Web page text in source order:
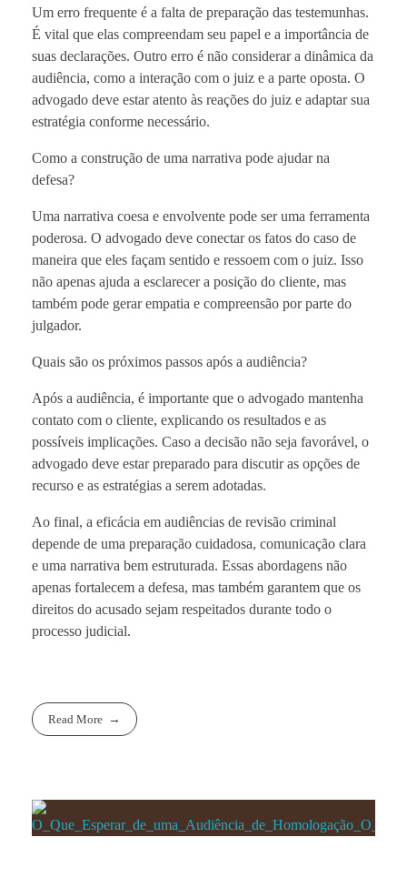
Um erro frequente é a falta de preparação das testemunhas.
É vital que elas compreendam seu papel e a importância de
suas declarações. Outro erro é não considerar a dinâmica da
audiência, como a interação com o juiz e a parte oposta. O
advogado deve estar atento às reações do juiz e adaptar sua
estratégia conforme necessário.
Como a construção de uma narrativa pode ajudar na
defesa?
Uma narrativa coesa e envolvente pode ser uma ferramenta
poderosa. O advogado deve conectar os fatos do caso de
maneira que eles façam sentido e ressoem com o juiz. Isso
não apenas ajuda a esclarecer a posição do cliente, mas
também pode gerar empatia e compreensão por parte do
julgador.
Quais são os próximos passos após a audiência?
Após a audiência, é importante que o advogado mantenha
contato com o cliente, explicando os resultados e as
possíveis implicações. Caso a decisão não seja favorável, o
advogado deve estar preparado para discutir as opções de
recurso e as estratégias a serem adotadas.
Ao final, a eficácia em audiências de revisão criminal
depende de uma preparação cuidadosa, comunicação clara
e uma narrativa bem estruturada. Essas abordagens não
apenas fortalecem a defesa, mas também garantem que os
direitos do acusado sejam respeitados durante todo o
processo judicial.
Read More